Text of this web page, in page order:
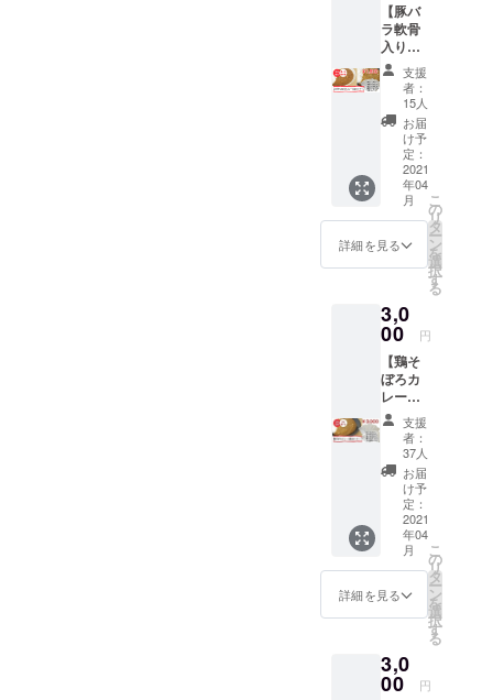
【豚バ
ラ軟骨
入りカ
レー】
もしく
は【鶏
そぼろ
レー】
のどち
らかを
選んで
頂きま
す。 選
んでい
ただい
レーか
ら、4つ
の辛さ
甘口・
中辛・
辛口・
激辛を1
個づつ
（計4
食）入
れてお
送りし
ます。
具材の
種類は
購入時
にオプ
す。
支援
者：
15人
お届
け予
定：
2021
年04
月
詳細を見る
こ
の
リ
タ
ー
ン
を
選
択
す
る
3,0
00 円
【鶏そ
ぼろカ
レー】8
食入り
のリ
ターン
です。4
つの辛
さ（甘
口・中
辛・辛
口・激
辛）か
ら選べ
ます。
お得で
支援
者：
37人
お届
け予
定：
2021
年04
月
詳細を見る
こ
の
リ
タ
ー
ン
を
選
択
す
る
3,0
00 円